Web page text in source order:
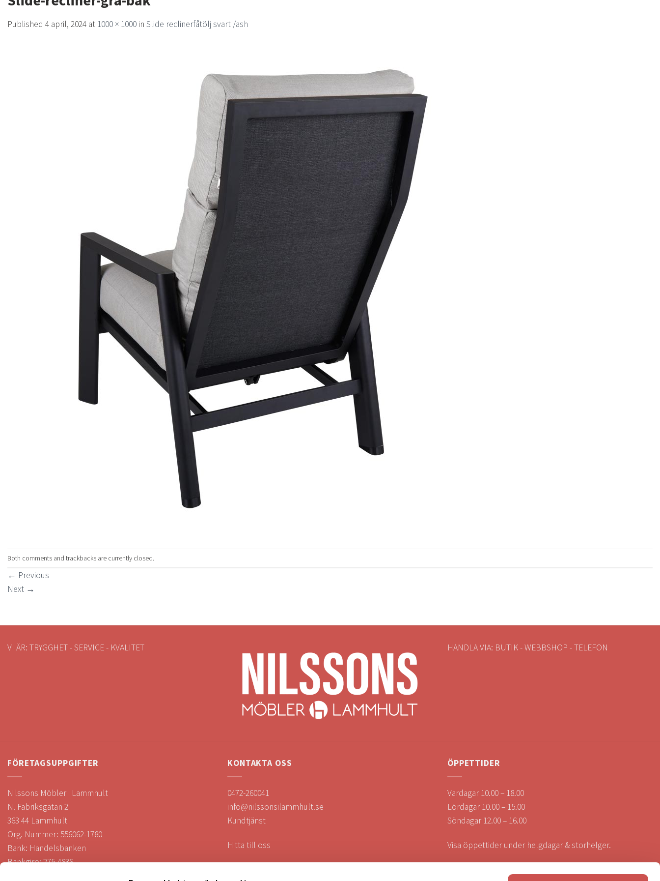
Published 4 april, 2024 at 1000 × 1000 in Slide reclinerfåtölj svart /ash
Both comments and trackbacks are currently closed.
← Previous
Next →
VI ÄR: TRYGGHET - SERVICE - KVALITET HANDLA VIA: BUTIK - WEBBSHOP - TELEFON
FÖRETAGSUPPGIFTER
Nilssons Möbler i Lammhult
N. Fabriksgatan 2
363 44 Lammhult
Org. Nummer: 556062-1780
Bank: Handelsbanken
Bankgiro: 275-4836
KONTAKTA OSS
0472-260041
info@nilssonsilammhult.se
Kundtjänst
Hitta till oss
ÖPPETTIDER
Vardagar 10.00 – 18.00
Lördagar 10.00 – 15.00
Söndagar 12.00 – 16.00
Visa öppettider under helgdagar & storhelger.